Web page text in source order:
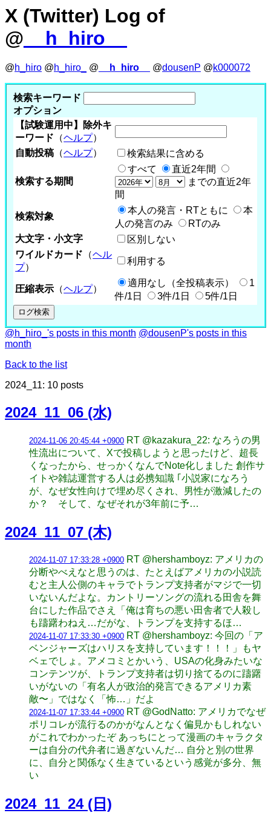
X (Twitter) Log of
@ __h_hiro__
@h_hiro @h_hiro_ @ __h_hiro__ @dousenP @k000072
検索キーワード
オプション
【試験運用中】除外キ
ーワード （ヘルプ）
自動投稿 （ヘルプ） 検索結果に含める
検索する期間
すべて
直近2年間
までの直近2年
間
検索対象
本人の発言・RTともに
本
人の発言のみ
RTのみ
大文字・小文字
区別しない
ワイルドカード （ヘル
プ）
利用する
圧縮表示 （ヘルプ）
適用なし（全投稿表示）
1
件/1日
3件/1日 5件/1日
@h_hiro_'s posts in this month @dousenP's posts in this
month
Back to the list
2024_11: 10 posts
2024_11_06 (水)
2024-11-06 20:45:44 +0900 RT @kazakura_22: なろうの男
性流出について、Xで投稿しようと思ったけど、超長
くなったから、せっかくなんでNote化しました 創作サ
イトや雑誌運営する人は必携知識 ｢小説家になろう
が、なぜ女性向けで埋め尽くされ、男性が激減したの
か？ そして、なぜそれが3年前に予…
2024_11_07 (木)
2024-11-07 17:33:28 +0900 RT @hershamboyz: アメリカの
分断やべえなと思うのは、たとえばアメリカの小説読
むと主人公側のキャラでトランプ支持者がマジで一切
いないんだよな。カントリーソングの流れる田舎を舞
台にした作品でさえ「俺は育ちの悪い田舎者で人殺し
も躊躇わねえ…だがな、トランプを支持するほ…
2024-11-07 17:33:30 +0900 RT @hershamboyz: 今回の「ア
ベンジャーズはハリスを支持しています！！！」もヤ
ベェでしょ。アメコミとかいう、USAの化身みたいな
コンテンツが、トランプ支持者は切り捨てるのに躊躇
いがないの「有名人が政治的発言できるアメリカ素
敵〜」ではなく「怖…」だよ
2024-11-07 17:33:44 +0900 RT @GodNatto: アメリカでなぜ
ポリコレが流行るのかがなんとなく偏見かもしれない
がこれでわかったぞ あっちにとって漫画のキャラクタ
ーは自分の代弁者に過ぎないんだ… 自分と別の世界
に、自分と関係なく生きているという感覚が多分、無
い
2024_11_24 (日)